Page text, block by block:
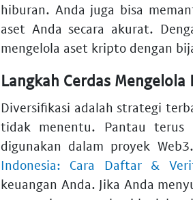
hiburan. Anda juga bisa
aset Anda secara akurat.
mengelola aset kripto dengan
Langkah Cerdas
Diversifikasi adalah strategi
tidak menentu. Pantau terus
digunakan dalam proyek
Indonesia: Cara Daftar &
keuangan Anda. Jika Anda